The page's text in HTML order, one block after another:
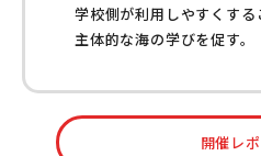
学校側が利用しやすくす
主体的な海の学びを促す。
開催レ